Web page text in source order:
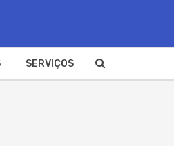
SERVIÇOS